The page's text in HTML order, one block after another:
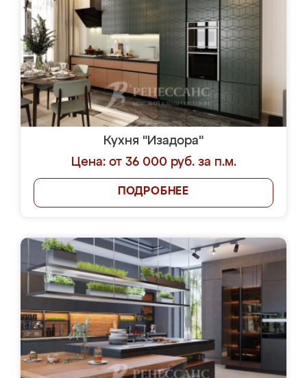
Кухня "Изадора"
Цена: от 36 000 руб. за п.м.
ПОДРОБНЕЕ